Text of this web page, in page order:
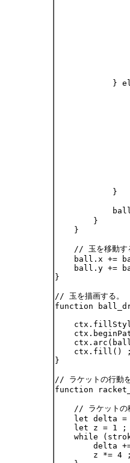
}
            }
        }
    }
// 玉を移動す
ball.x +=
ball.y +=
}
// 玉を描画する。
function
    ctx.fill() ;
}
// ラケットの行動を
function
// ラケットの
let delta =
    let z = 1 ;
while
delta
        z *= 4 ;